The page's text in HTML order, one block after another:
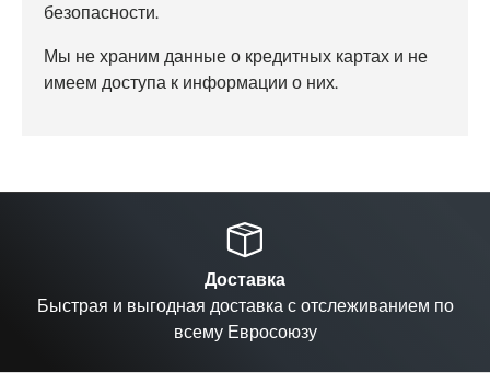
безопасности.
Мы не храним данные о кредитных картах и не
имеем доступа к информации о них.
Доставка
Быстрая и выгодная доставка с отслеживанием по
всему Евросоюзу